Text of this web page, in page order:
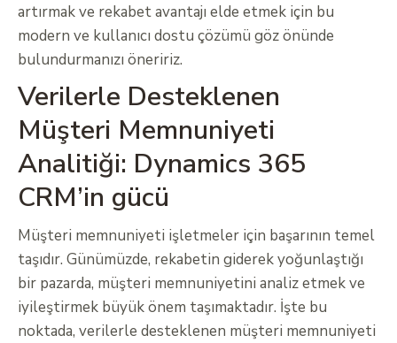
artırmak ve rekabet avantajı elde etmek için bu
modern ve kullanıcı dostu çözümü göz önünde
bulundurmanızı öneririz.
Verilerle Desteklenen
Müşteri Memnuniyeti
Analitiği: Dynamics 365
CRM’in gücü
Müşteri memnuniyeti işletmeler için başarının temel
taşıdır. Günümüzde, rekabetin giderek yoğunlaştığı
bir pazarda, müşteri memnuniyetini analiz etmek ve
iyileştirmek büyük önem taşımaktadır. İşte bu
noktada, verilerle desteklenen müşteri memnuniyeti